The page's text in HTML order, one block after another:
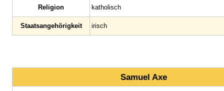
Religion katholisch
Staatsangehörigkeit irisch
Samuel Axe